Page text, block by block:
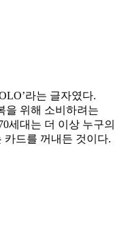
라는 글자였다.
을 위해 소비하려는
세대는 더 이상 누구의
카드를 꺼내든 것이다.